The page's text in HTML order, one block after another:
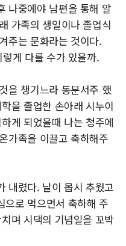
나중에야 남편을 통해 알
가족의 생일이나 졸업식
주는 문화라는 것이다.
게 다를 수가 있을까.
을 챙기느라 동분서주 했
을 졸업한 손아래 시누이
게 되었을때 나는 청주에
가족을 이끌고 축하해주
내렸다. 날이 몹시 추웠고
으로 먹으면서 축하해 주
며 시댁의 기념일을 꼬박